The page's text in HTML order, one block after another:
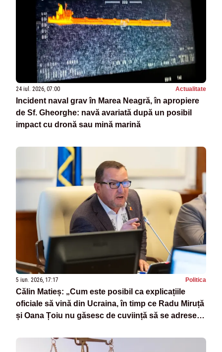
24 iul. 2026, 07:00 Actualitate
Incident naval grav în Marea Neagră, în apropiere
de Sf. Gheorghe: navă avariată după un posibil
impact cu dronă sau mină marină
5 iun. 2026, 17:17 Politica
Călin Matieș: „Cum este posibil ca explicațiile
oficiale să vină din Ucraina, în timp ce Radu Miruță
și Oana Țoiu nu găsesc de cuviință să se adreseze